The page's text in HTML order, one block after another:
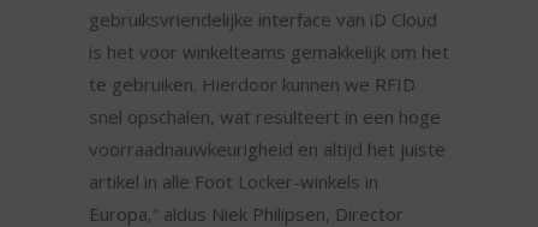
gebruiksvriendelijke interface van iD Cloud
is het voor winkelteams gemakkelijk om het
te gebruiken. Hierdoor kunnen we RFID
snel opschalen, wat resulteert in een hoge
voorraadnauwkeurigheid en altijd het juiste
artikel in alle Foot Locker-winkels in
Europa,” aldus Niek Philipsen, Director